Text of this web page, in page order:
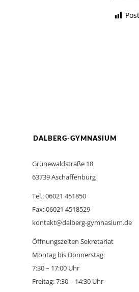
DALBERG-GYMNASIUM
Grünewaldstraße 18
63739 Aschaffenburg
Tel.: 06021 451850
Fax: 06021 4518529
kontakt@dalberg-gymnasium.de
Öffnungszeiten Sekretariat
Montag bis Donnerstag:
7:30 – 17:00 Uhr
Freitag: 7:30 – 14:30 Uhr